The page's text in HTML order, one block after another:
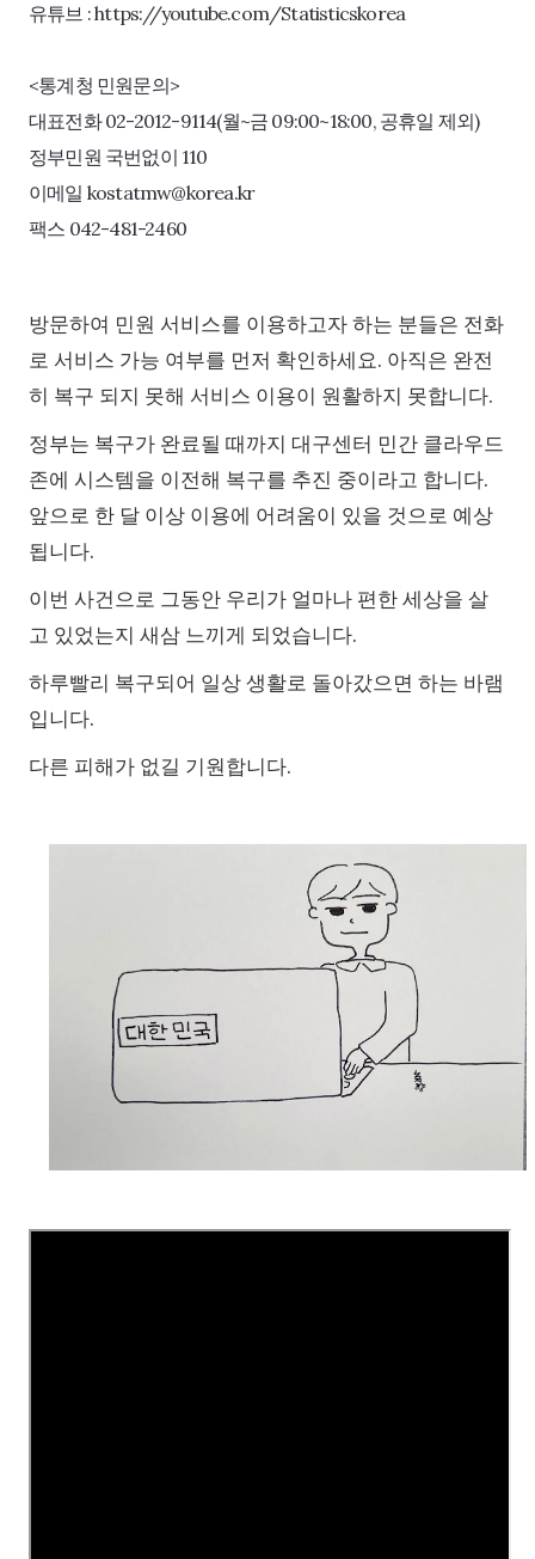
유튜브 :https://youtube.com/Statisticskorea
<통계청 민원문의>
대표전화 02-2012-9114(월~금 09:00~18:00, 공휴일 제외)
정부민원 국번없이 110
이메일 kostatmw@korea.kr
팩스 042-481-2460
방문하여 민원 서비스를 이용하고자 하는 분들은 전화
로 서비스 가능 여부를 먼저 확인하세요. 아직은 완전
히 복구 되지 못해 서비스 이용이 원활하지 못합니다.
정부는 복구가 완료될 때까지 대구센터 민간 클라우드
존에 시스템을 이전해 복구를 추진 중이라고 합니다.
앞으로 한 달 이상 이용에 어려움이 있을 것으로 예상
됩니다.
이번 사건으로 그동안 우리가 얼마나 편한 세상을 살
고 있었는지 새삼 느끼게 되었습니다.
하루빨리 복구되어 일상 생활로 돌아갔으면 하는 바램
입니다.
다른 피해가 없길 기원합니다.